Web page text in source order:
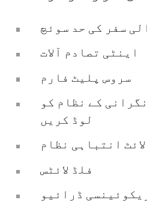
سفر کی حد سوئچ
اینٹی تصادم آلات
سروس پلیٹ فارم
کے نظام کو
لوڈ کریں
انتباہی نظام
فلڈ لائٹس